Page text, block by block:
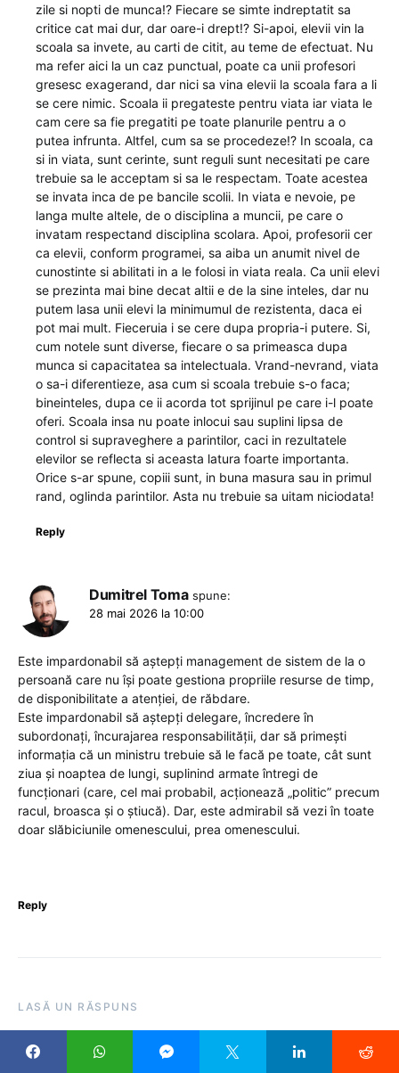
zile si nopti de munca!? Fiecare se simte indreptatit sa
critice cat mai dur, dar oare-i drept!? Si-apoi, elevii vin la
scoala sa invete, au carti de citit, au teme de efectuat. Nu
ma refer aici la un caz punctual, poate ca unii profesori
gresesc exagerand, dar nici sa vina elevii la scoala fara a li
se cere nimic. Scoala ii pregateste pentru viata iar viata le
cam cere sa fie pregatiti pe toate planurile pentru a o
putea infrunta. Altfel, cum sa se procedeze!? In scoala, ca
si in viata, sunt cerinte, sunt reguli sunt necesitati pe care
trebuie sa le acceptam si sa le respectam. Toate acestea
se invata inca de pe bancile scolii. In viata e nevoie, pe
langa multe altele, de o disciplina a muncii, pe care o
invatam respectand disciplina scolara. Apoi, profesorii cer
ca elevii, conform programei, sa aiba un anumit nivel de
cunostinte si abilitati in a le folosi in viata reala. Ca unii elevi
se prezinta mai bine decat altii e de la sine inteles, dar nu
putem lasa unii elevi la minimumul de rezistenta, daca ei
pot mai mult. Fieceruia i se cere dupa propria-i putere. Si,
cum notele sunt diverse, fiecare o sa primeasca dupa
munca si capacitatea sa intelectuala. Vrand-nevrand, viata
o sa-i diferentieze, asa cum si scoala trebuie s-o faca;
bineinteles, dupa ce ii acorda tot sprijinul pe care i-l poate
oferi. Scoala insa nu poate inlocui sau suplini lipsa de
control si supraveghere a parintilor, caci in rezultatele
elevilor se reflecta si aceasta latura foarte importanta.
Orice s-ar spune, copiii sunt, in buna masura sau in primul
rand, oglinda parintilor. Asta nu trebuie sa uitam niciodata!
Reply
Dumitrel Toma spune:
28 mai 2026 la 10:00
Este impardonabil să aștepți management de sistem de la o
persoană care nu își poate gestiona propriile resurse de timp,
de disponibilitate a atenției, de răbdare.
Este impardonabil să aștepți delegare, încredere în
subordonați, încurajarea responsabilității, dar să primești
informația că un ministru trebuie să le facă pe toate, cât sunt
ziua și noaptea de lungi, suplinind armate întregi de
funcționari (care, cel mai probabil, acționează „politic” precum
racul, broasca și o știucă). Dar, este admirabil să vezi în toate
doar slăbiciunile omenescului, prea omenescului.
Reply
LASĂ UN RĂSPUNS
Adresa ta de email nu va fi publicată. Câmpurile obligatorii
sunt marcate cu